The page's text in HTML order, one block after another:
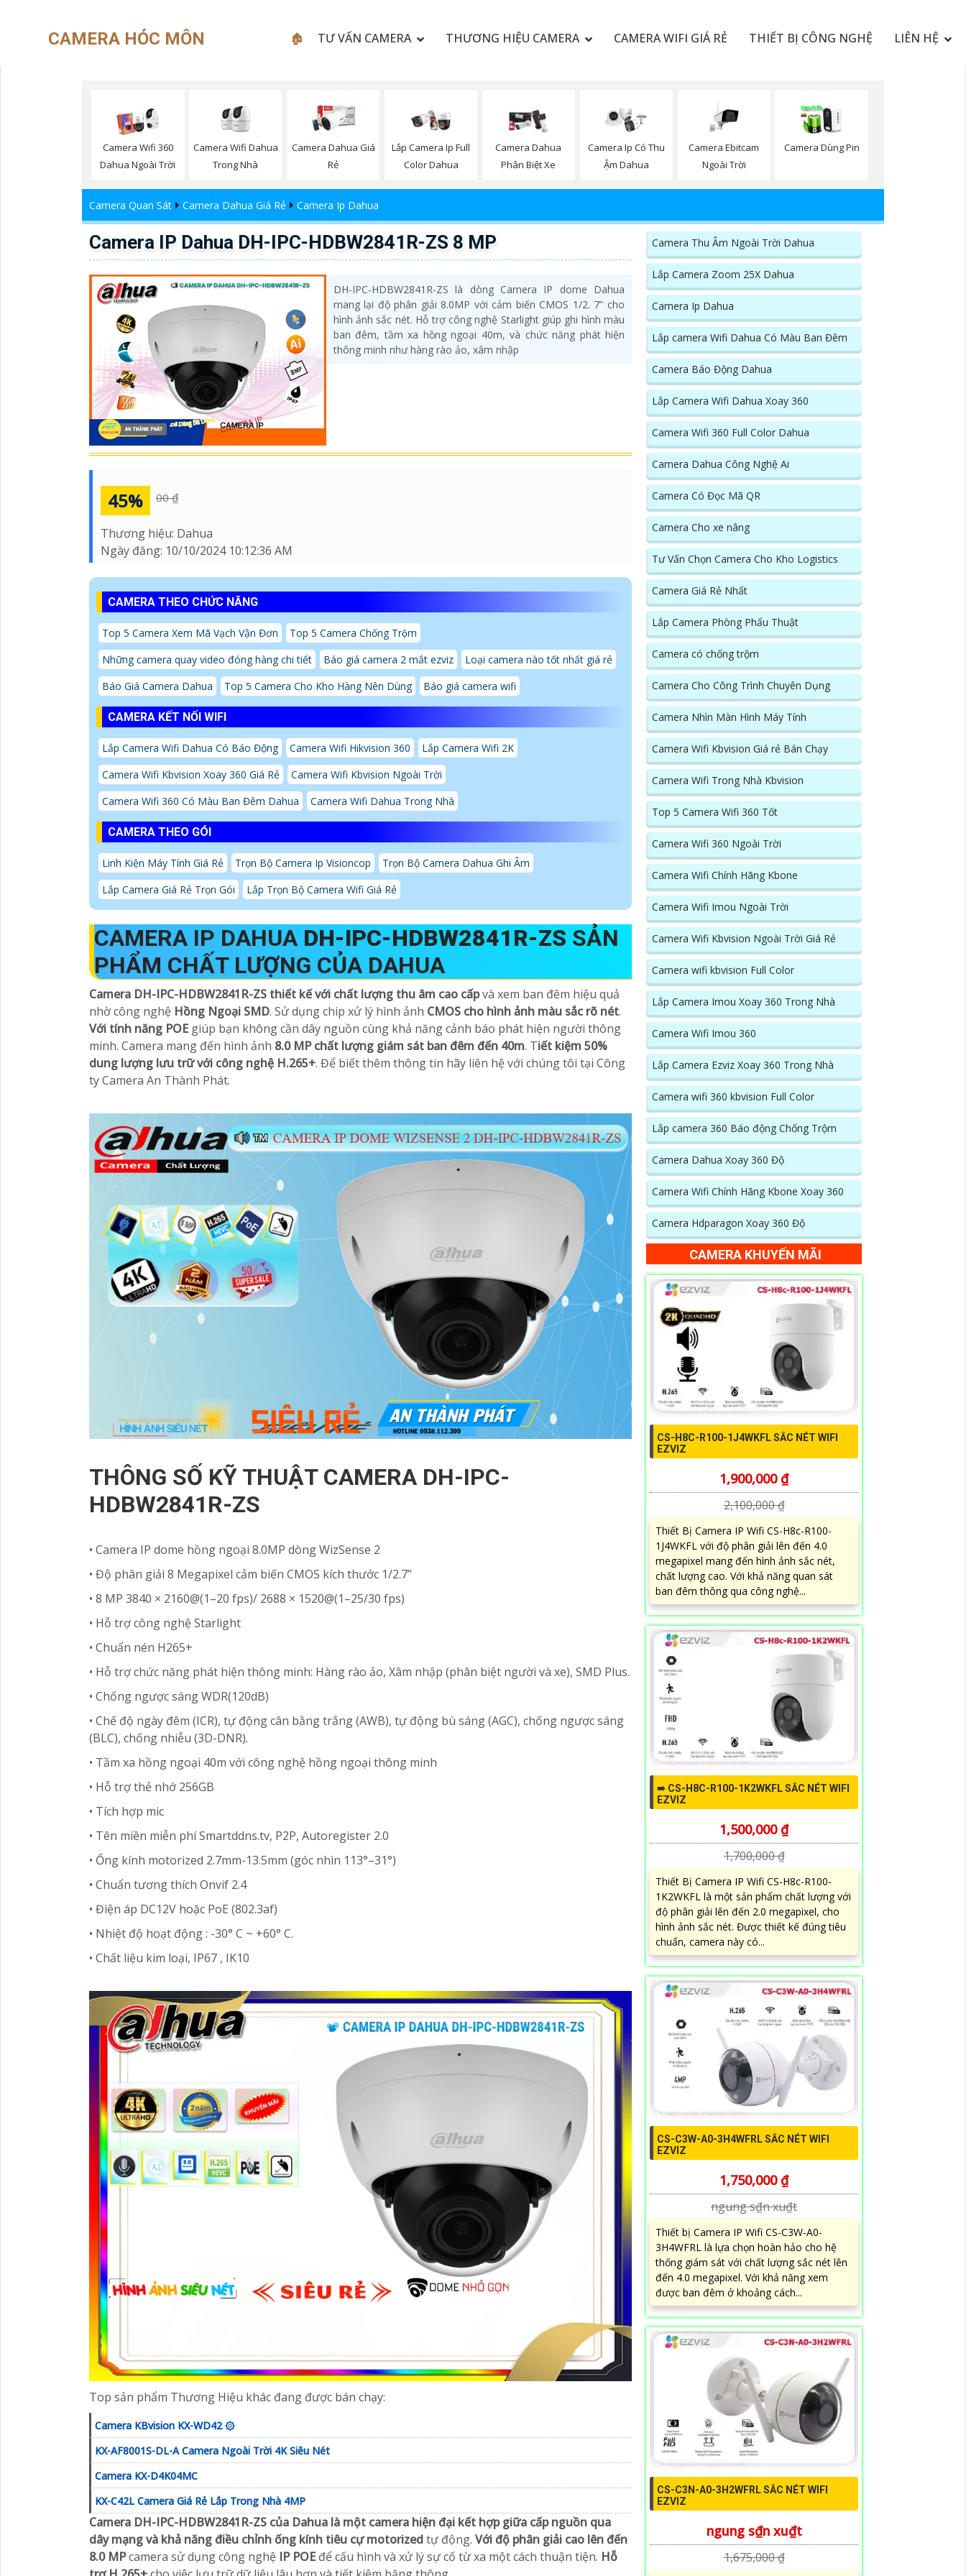
CAMERA HÓC MÔN 🏚 TƯ VẤN CAMERA THƯƠNG HIỆU CAMERA CAMERA WIFI GIÁ RẺ THIẾT BỊ CÔNG NGHỆ LIÊN HỆ
Camera Wifi 360
Dahua Ngoài Trời
Camera Wifi Dahua
Trong Nhà
Camera Dahua Giá
Rẻ
Lắp Camera Ip Full
Color Dahua
Camera Dahua
Phân Biệt Xe
Camera Ip Có Thu
Ậm Dahua
Camera Ebitcam
Ngoài Trời
Camera Dùng Pin
Camera Quan Sát Camera Dahua Giá Rẻ Camera Ip Dahua
Camera IP Dahua DH-IPC-HDBW2841R-ZS 8 MP
DH-IPC-HDBW2841R-ZS là dòng Camera IP dome Dahua
mang lại độ phân giải 8.0MP với cảm biến CMOS 1/2. 7” cho
hình ảnh sắc nét. Hỗ trợ công nghệ Starlight giúp ghi hình màu
ban đêm, tầm xa hồng ngoại 40m, và chức năng phát hiện
thông minh như hàng rào ảo, xâm nhập
45% 00 ₫
Thương hiệu: Dahua
Ngày đăng: 10/10/2024 10:12:36 AM
CAMERA THEO CHỨC NĂNG
Top 5 Camera Xem Mã Vạch Vận Đơn
Top 5 Camera Chống Trộm
Những camera quay video đóng hàng chi tiết
Báo giá camera 2 mắt ezviz
Loại camera nào tốt nhất giá rẻ
Báo Giá Camera Dahua
Top 5 Camera Cho Kho Hàng Nên Dùng Báo giá camera wifi
CAMERA KẾT NỐI WIFI
Lắp Camera Wifi Dahua Có Báo Động Camera Wifi Hikvision 360
Lắp Camera Wifi 2K
Camera Wifi Kbvision Xoay 360 Giá Rẻ
Camera Wifi Kbvision Ngoài Trời
Camera Wifi 360 Có Màu Ban Đêm Dahua
Camera Wifi Dahua Trong Nhà
CAMERA THEO GÓI
Linh Kiện Máy Tính Giá Rẻ Trọn Bộ Camera Ip Visioncop
Trọn Bộ Camera Dahua Ghi Âm
Lắp Camera Giá Rẻ Trọn Gói
Lắp Trọn Bộ Camera Wifi Giá Rẻ
CAMERA IP DAHUA DH-IPC-HDBW2841R-ZS SẢN
PHẨM CHẤT LƯỢNG CỦA DAHUA
Camera DH-IPC-HDBW2841R-ZS thiết kế với chất lượng thu âm cao cấpvà xem ban đêm hiệu quả
nhờ công nghệ Hồng Ngoại SMD. Sử dụng chip xử lý hình ảnh CMOS cho hình ảnh màu sắc rõ nét.
Với tính năng POE giúp bạn không cần dây nguồn cùng khả năng cảnh báo phát hiện người thông
minh. Camera mang đến hình ảnh 8.0 MP chất lượng giám sát ban đêm đến 40m. Tiết kiệm 50%
dung lượng lưu trữ với công nghệ H.265+. Để biết thêm thông tin hãy liên hệ với chúng tôi tại Công
ty Camera An Thành Phát.
THÔNG SỐ KỸ THUẬT CAMERA DH-IPC-
HDBW2841R-ZS
• Camera IP dome hồng ngoại 8.0MP dòng WizSense 2
• Độ phân giải 8 Megapixel cảm biến CMOS kích thước 1/2.7”
• 8 MP 3840 × 2160@(1–20 fps)/ 2688 × 1520@(1–25/30 fps)
• Hỗ trợ công nghệ Starlight
• Chuẩn nén H265+
• Hỗ trợ chức năng phát hiện thông minh: Hàng rào ảo, Xâm nhập (phân biệt người và xe), SMD Plus.
• Chống ngược sáng WDR(120dB)
• Chế độ ngày đêm (ICR), tự động cân bằng trắng (AWB), tự động bù sáng (AGC), chống ngược sáng
(BLC), chống nhiễu (3D-DNR).
• Tầm xa hồng ngoại 40m với công nghệ hồng ngoại thông minh
• Hỗ trợ thẻ nhớ 256GB
• Tích hợp mic
• Tên miền miễn phí Smartddns.tv, P2P, Autoregister 2.0
• Ống kính motorized 2.7mm-13.5mm (góc nhìn 113°–31°)
• Chuẩn tương thích Onvif 2.4
• Điện áp DC12V hoặc PoE (802.3af)
• Nhiệt độ hoạt động : -30° C ~ +60° C.
• Chất liệu kim loại, IP67 , IK10
Top sản phẩm Thương Hiệu khác đang được bán chạy:
Camera KBvision KX-WD42 ۞
KX-AF8001S-DL-A Camera Ngoài Trời 4K Siêu Nét
Camera KX-D4K04MC
KX-C42L Camera Giá Rẻ Lắp Trong Nhà 4MP
Camera DH-IPC-HDBW2841R-ZS của Dahua là một camera hiện đại kết hợp giữa cấp nguồn qua
dây mạng và khả năng điều chỉnh ống kính tiêu cự motorizedtự động. Với độ phân giải cao lên đến
8.0 MPcamera sử dụng công nghệ IP POE để cấu hình và xử lý sự cố từ xa một cách thuận tiện. Hỗ
Camera Thu Âm Ngoài Trời Dahua
Lắp Camera Zoom 25X Dahua
Camera Ip Dahua
Lắp camera Wifi Dahua Có Màu Ban Đêm
Camera Báo Động Dahua
Lắp Camera Wifi Dahua Xoay 360
Camera Wifi 360 Full Color Dahua
Camera Dahua Công Nghệ Ai
Camera Có Đọc Mã QR
Camera Cho xe nâng
Tư Vấn Chọn Camera Cho Kho Logistics
Camera Giá Rẻ Nhất
Lắp Camera Phòng Phẩu Thuật
Camera có chống trộm
Camera Cho Công Trình Chuyên Dụng
Camera Nhìn Màn Hình Máy Tính
Camera Wifi Kbvision Giá rẻ Bán Chạy
Camera Wifi Trong Nhà Kbvision
Top 5 Camera Wifi 360 Tốt
Camera Wifi 360 Ngoài Trời
Camera Wifi Chính Hãng Kbone
Camera Wifi Imou Ngoài Trời
Camera Wifi Kbvision Ngoài Trời Giá Rẻ
Camera wifi kbvision Full Color
Lắp Camera Imou Xoay 360 Trong Nhà
Camera Wifi Imou 360
Lắp Camera Ezviz Xoay 360 Trong Nhà
Camera wifi 360 kbvision Full Color
Lắp camera 360 Báo động Chống Trộm
Camera Dahua Xoay 360 Độ
Camera Wifi Chính Hãng Kbone Xoay 360
Camera Hdparagon Xoay 360 Độ
CAMERA KHUYẾN MÃI
CS-H8C-R100-1J4WKFL SẮC NÉT WIFI
EZVIZ
1,900,000 ₫
2,100,000 ₫
Thiết Bị Camera IP Wifi CS-H8c-R100-
1J4WKFL với độ phân giải lên đến 4.0
megapixel mang đến hình ảnh sắc nét,
chất lượng cao. Với khả năng quan sát
ban đêm thông qua công nghệ...
➠ CS-H8C-R100-1K2WKFL SẮC NÉT WIFI
EZVIZ
1,500,000 ₫
1,700,000 ₫
Thiết Bị Camera IP Wifi CS-H8c-R100-
1K2WKFL là một sản phẩm chất lượng với
độ phân giải lên đến 2.0 megapixel, cho
hình ảnh sắc nét. Được thiết kế đúng tiêu
chuẩn, camera này có...
CS-C3W-A0-3H4WFRL SẮC NÉT WIFI
EZVIZ
1,750,000 ₫
ngung s₫n xu₫t
Thiết bị Camera IP Wifi CS-C3W-A0-
3H4WFRL là lựa chọn hoàn hảo cho hệ
thống giám sát với chất lượng sắc nét lên
đến 4.0 megapixel. Với khả năng xem
được ban đêm ở khoảng cách...
CS-C3N-A0-3H2WFRL SẮC NÉT WIFI
EZVIZ
ngung s₫n xu₫t
1,675,000 ₫